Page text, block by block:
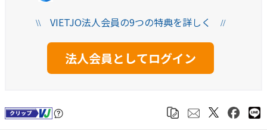
\\VIETJO法人会員の9つの特典を詳しく //